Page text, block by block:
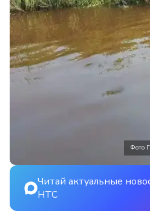
Фото
Читай актуальные
НТС